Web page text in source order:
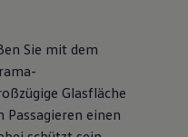
Sie mit dem
Glasfläche
einen